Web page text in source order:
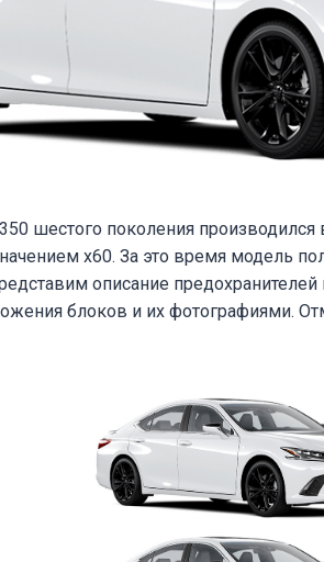
шестого поколения производился
х60. За это время модель
описание предохранителей
блоков и их фотографиями.